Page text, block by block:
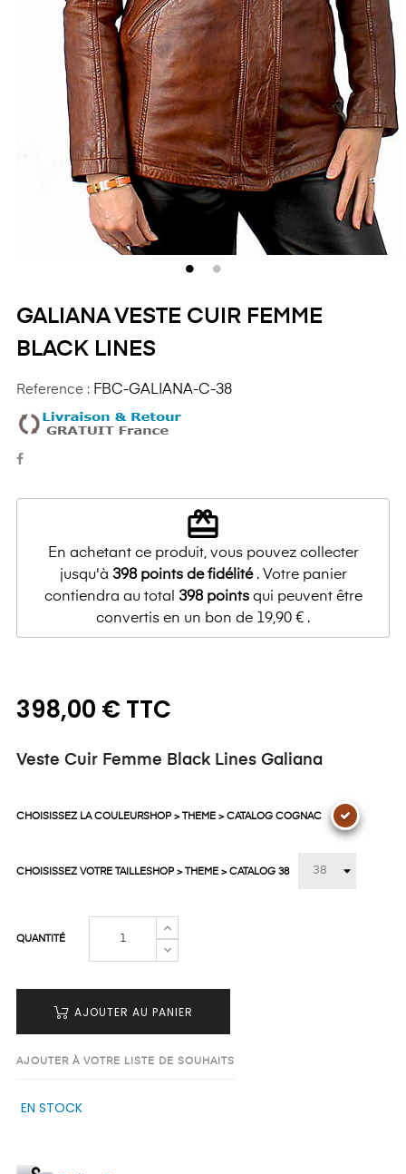
GALIANA VESTE CUIR FEMME
BLACK LINES
Reference : FBC-GALIANA-C-38
redeem
En achetant ce produit, vous pouvez collecter
jusqu'à 398points de fidélité. Votre panier
contiendra au total 398pointsqui peuvent être
convertis en un bon de 19,90 € .
398,00 € TTC
Veste Cuir Femme Black Lines Galiana
CHOISISSEZ LA COULEURSHOP > THEME > CATALOG COGNAC
CHOISISSEZ VOTRE TAILLESHOP > THEME > CATALOG 38
QUANTITÉ
AJOUTER AU PANIER
AJOUTER À VOTRE LISTE DE SOUHAITS
EN STOCK